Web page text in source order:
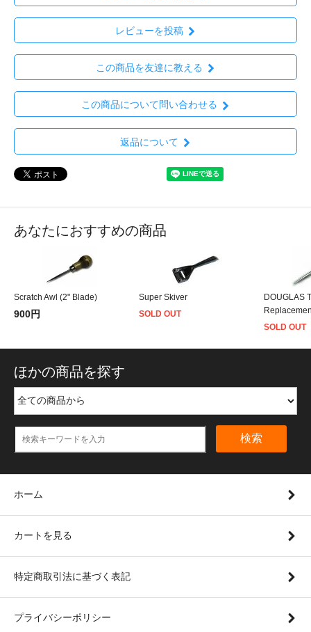
レビューを投稿
この商品を友達に教える
この商品について問い合わせる
返品について
あなたにおすすめの商品
Scratch Awl (2" Blade)
900円
Super Skiver
SOLD OUT
DOUGLAS
SOLD OUT
ほかの商品を探す
検索
ホーム
カートを見る
特定商取引法に基づく表記
プライバシーポリシー